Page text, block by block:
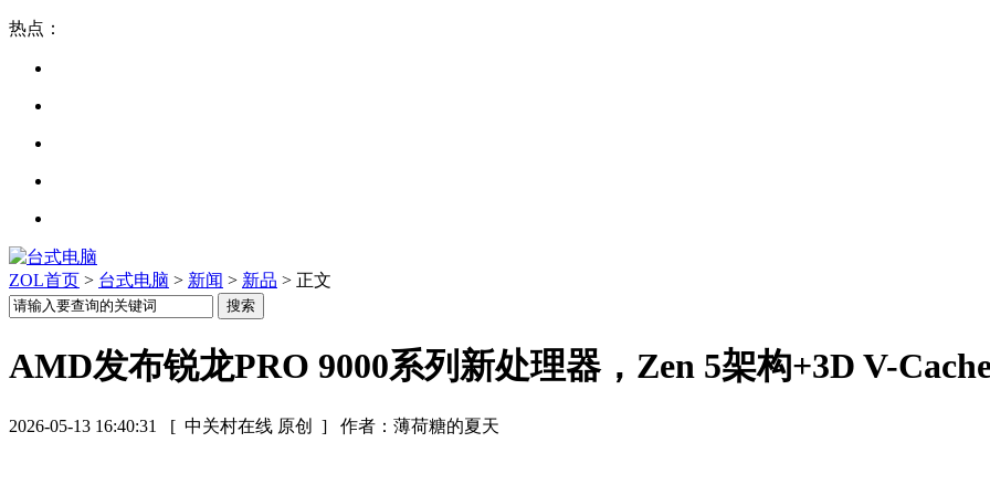
热点：
ZOL首页 > 台式电脑 > 新闻 > 新品 > 正文
AMD发布锐龙PRO 9000系列新处理器，Zen 5架构+3D V-
2026-05-13 16:40:31 [ 中关村在线 原创 ] 作者：薄荷糖的夏天